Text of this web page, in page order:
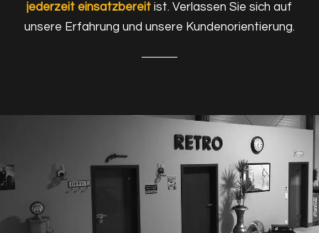
jederzeit einsatzbereit ist. Verlassen Sie sich auf
unsere Erfahrung und unsere Kundenorientierung.